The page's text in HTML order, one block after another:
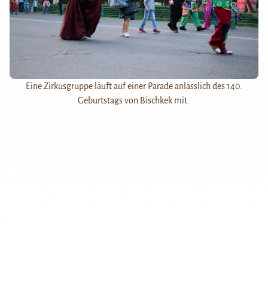
Eine Zirkusgruppe läuft auf einer Parade anlässlich des 140.
Geburtstags von Bischkek mit.